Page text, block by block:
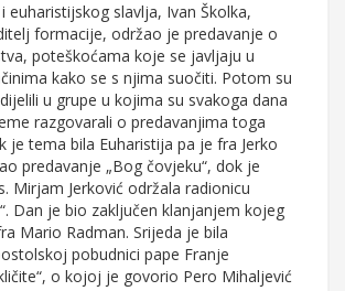
euharistijskog slavlja, Ivan Školka,
formacije, održao je predavanje o
poteškoćama koje se javljaju u
kako se s njima suočiti. Potom su
u grupe u kojima su svakoga dana
razgovarali o predavanjima toga
je tema bila Euharistija pa je fra Jerko
predavanje „Bog čovjeku“, dok je
Mirjam Jerković održala radionicu
Dan je bio zaključen klanjanjem kojeg
Mario Radman. Srijeda je bila
pobudnici pape Franje
o kojoj je govorio Pero Mihaljević